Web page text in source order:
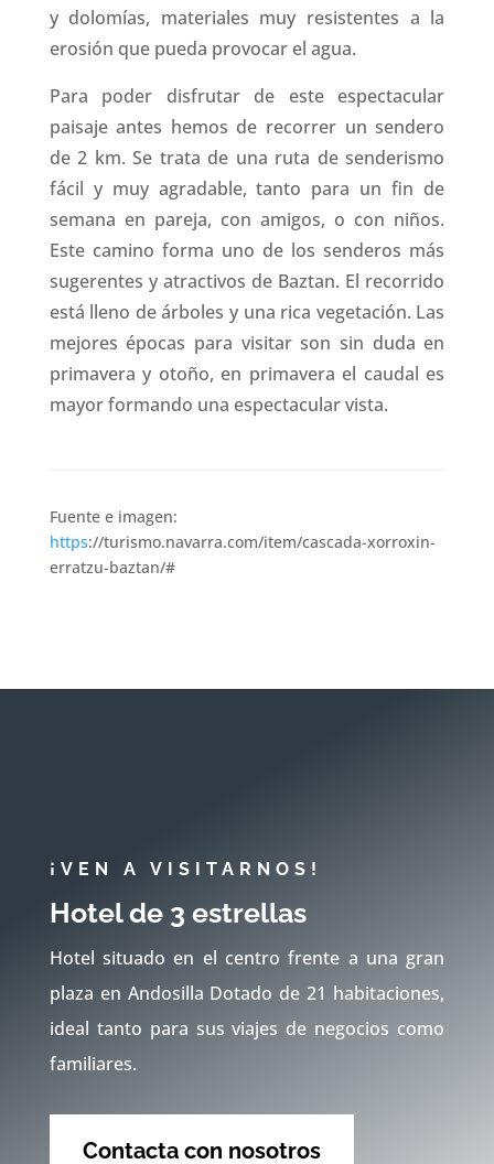
y dolomías, materiales muy resistentes a la
erosión que pueda provocar el agua.
Para poder disfrutar de este espectacular
paisaje antes hemos de recorrer un sendero
de 2 km. Se trata de una ruta de senderismo
fácil y muy agradable, tanto para un fin de
semana en pareja, con amigos, o con niños.
Este camino forma uno de los senderos más
sugerentes y atractivos de Baztan. El recorrido
está lleno de árboles y una rica vegetación. Las
mejores épocas para visitar son sin duda en
primavera y otoño, en primavera el caudal es
mayor formando una espectacular vista.
Fuente e imagen:
https://turismo.navarra.com/item/cascada-xorroxin-
erratzu-baztan/#
¡VEN A VISITARNOS!
Hotel de 3 estrellas
Hotel situado en el centro frente a una gran
plaza en Andosilla Dotado de 21 habitaciones,
ideal tanto para sus viajes de negocios como
familiares.
Contacta con nosotros